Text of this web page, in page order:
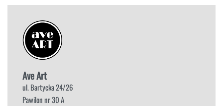
Ave Art
ul. Bartycka 24/26
Pawilon nr 30 A